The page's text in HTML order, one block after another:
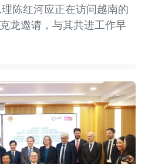
陈红河应正在访问越南的
龙邀请，与其共进工作早